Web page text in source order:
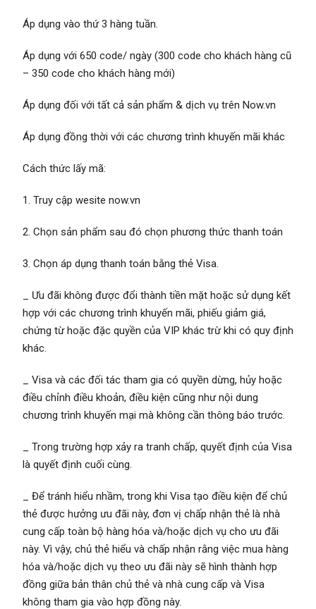
Áp dụng vào thứ 3 hàng tuần.
Áp dụng với 650 code/ ngày (300 code cho khách hàng cũ
– 350 code cho khách hàng mới)
Áp dụng đối với tất cả sản phẩm & dịch vụ trên Now.vn
Áp dụng đồng thời với các chương trình khuyến mãi khác
Cách thức lấy mã:
1. Truy cập wesite now.vn
2. Chọn sản phẩm sau đó chọn phương thức thanh toán
3. Chọn áp dụng thanh toán bằng thẻ Visa.
_ Ưu đãi không được đổi thành tiền mặt hoặc sử dụng kết
hợp với các chương trình khuyến mãi, phiếu giảm giá,
chứng từ hoặc đặc quyền của VIP khác trừ khi có quy định
khác.
_ Visa và các đối tác tham gia có quyền dừng, hủy hoặc
điều chỉnh điều khoản, điều kiện cũng như nội dung
chương trình khuyến mại mà không cần thông báo trước.
_ Trong trường hợp xảy ra tranh chấp, quyết định của Visa
là quyết định cuối cùng.
_ Để tránh hiểu nhầm, trong khi Visa tạo điều kiện để chủ
thẻ được hưởng ưu đãi này, đơn vị chấp nhận thẻ là nhà
cung cấp toàn bộ hàng hóa và/hoặc dịch vụ cho ưu đãi
này. Vì vậy, chủ thẻ hiểu và chấp nhận rằng việc mua hàng
hóa và/hoặc dịch vụ theo ưu đãi này sẽ hình thành hợp
đồng giữa bản thân chủ thẻ và nhà cung cấp và Visa
không tham gia vào hợp đồng này.